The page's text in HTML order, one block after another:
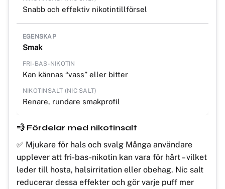
Snabb och effektiv nikotintillförsel
Smak
Kan kännas “vass” eller bitter
Renare, rundare smakprofil
💨 Fördelar med nikotinsalt
✅ Mjukare för hals och svalg Många användare
upplever att fri-bas-nikotin kan vara för hårt – vilket
leder till hosta, halsirritation eller obehag. Nic salt
reducerar dessa effekter och gör varje puff mer